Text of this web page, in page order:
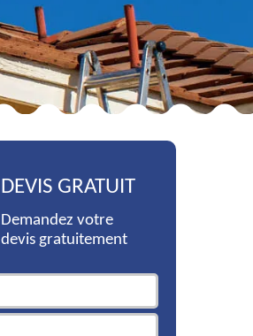
DEVIS GRATUIT
Demandez votre
devis gratuitement